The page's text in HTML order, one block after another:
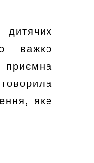
дитячих
важко
яке